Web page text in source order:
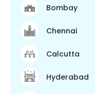
Bombay
Chennai
Calcutta
Hyderabad